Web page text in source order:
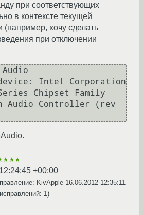
при соответствующих
в контексте текущей
(например, хочу сделать
при отключении
Intel Corporation
Chipset Family
Audio Controller (rev
+00:00
KivApple 16.06.2012 12:35:11
1)